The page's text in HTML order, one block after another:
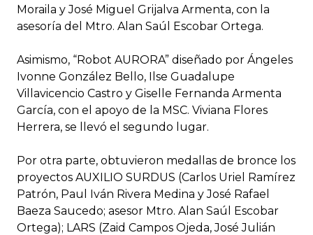
Moraila y José Miguel Grijalva Armenta, con la
asesoría del Mtro. Alan Saúl Escobar Ortega.
Asimismo, “Robot AURORA” diseñado por Ángeles
Ivonne González Bello, Ilse Guadalupe
Villavicencio Castro y Giselle Fernanda Armenta
García, con el apoyo de la MSC. Viviana Flores
Herrera, se llevó el segundo lugar.
Por otra parte, obtuvieron medallas de bronce los
proyectos AUXILIO SURDUS (Carlos Uriel Ramírez
Patrón, Paul Iván Rivera Medina y José Rafael
Baeza Saucedo; asesor Mtro. Alan Saúl Escobar
Ortega); LARS (Zaid Campos Ojeda, José Julián